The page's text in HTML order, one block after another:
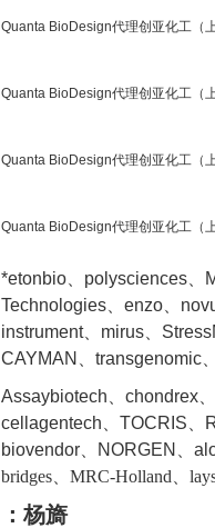
Quanta BioDesign代理创亚化工（
Quanta BioDesign代理创亚化工（
Quanta BioDesign代理创亚化工（
Quanta BioDesign代理创亚化工（
*etonbio、polysciences、
Technologies、enzo、
instrument、mirus、
CAYMAN、transgenomic
Assaybiotech、chondrex
cellagentech、TOCRIS、
biovendor、NORGEN、a
bridges、MRC-Holland、
：杨旖